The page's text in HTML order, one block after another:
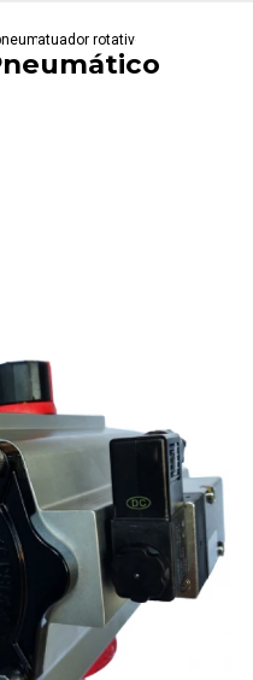
dupla acao
atuador rotativo pneumatico